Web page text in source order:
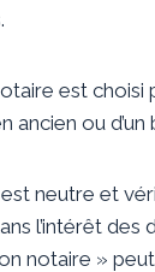
est choisi
ancien ou
neutre et
l’intérêt des
notaire »